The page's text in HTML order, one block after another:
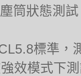
筒狀態測
標準，
效模式下